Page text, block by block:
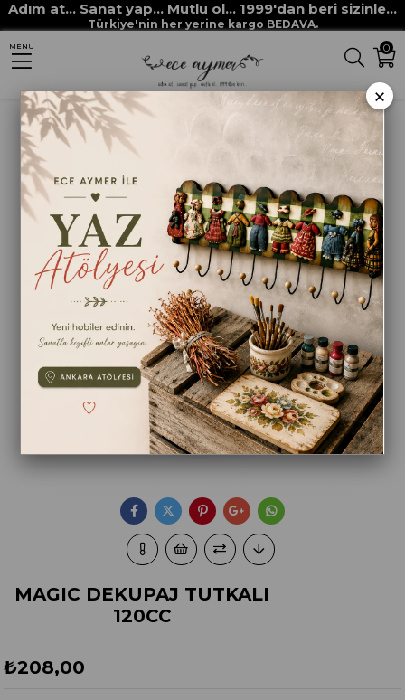
Adım at... Sanat yap... Mutlu ol... 1999'dan beri sizinle...
Türkiye'nin her yerine kargo BEDAVA.
0
MENU
Anasayfa BOYAMA ANA MALZEMELERİ TUTKALLAR VE YAPIŞTIRICILAR
MAGIC DEKUPAJ TUTKALI 120CC
MAGIC DEKUPAJ TUTKALI
120CC
₺208,00
×